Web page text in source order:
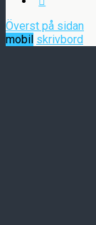
Överst på sidan
mobil skrivbord